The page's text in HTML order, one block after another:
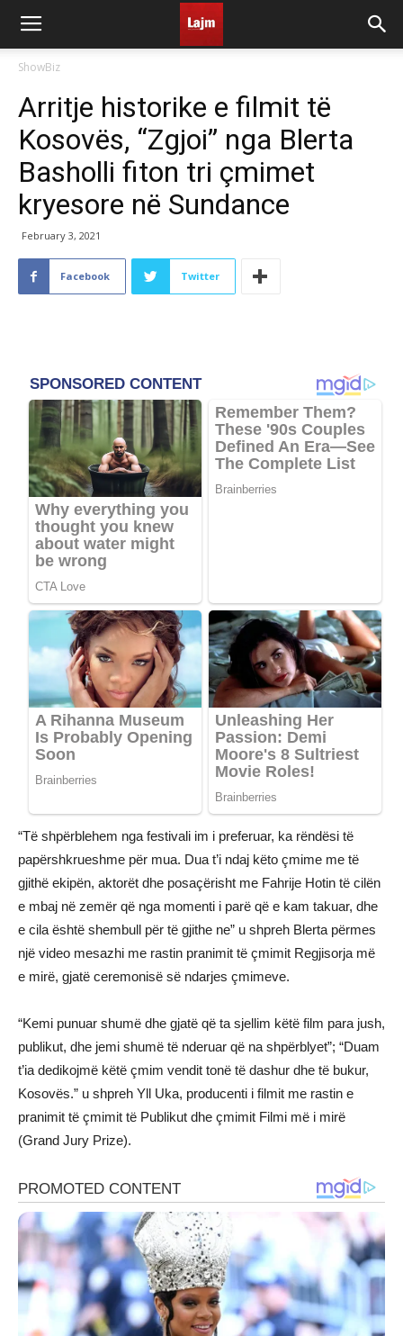
ShowBiz
Arritje historike e filmit të
Kosovës, “Zgjoi” nga Blerta
Basholli fiton tri çmimet
kryesore në Sundance
February 3, 2021
Facebook Twitter
“Të shpërblehem nga festivali im i preferuar, ka rëndësi të
papërshkrueshme për mua. Dua t’i ndaj këto çmime me të
gjithë ekipën, aktorët dhe posaçërisht me Fahrije Hotin të cilën
e mbaj në zemër që nga momenti i parë që e kam takuar, dhe
e cila është shembull për të gjithe ne” u shpreh Blerta përmes
një video mesazhi me rastin pranimit të çmimit Regjisorja më
e mirë, gjatë ceremonisë së ndarjes çmimeve.
“Kemi punuar shumë dhe gjatë që ta sjellim këtë film para jush,
publikut, dhe jemi shumë të nderuar që na shpërblyet”; “Duam
t’ia dedikojmë këtë çmim vendit tonë të dashur dhe të bukur,
Kosovës.” u shpreh Yll Uka, producenti i filmit me rastin e
pranimit të çmimit të Publikut dhe çmimit Filmi më i mirë
(Grand Jury Prize).